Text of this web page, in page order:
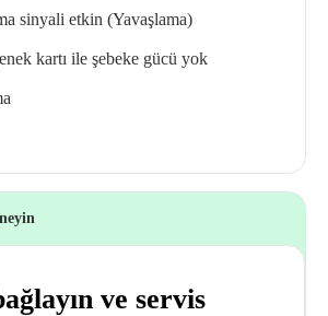
sinyali etkin (Yavaşlama)
kartı ile şebeke gücü yok
ve servis